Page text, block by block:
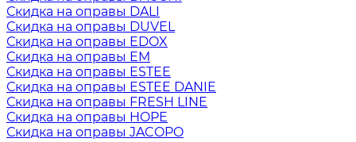
Скидка на оправы DALI
Скидка на оправы DUVEL
Скидка на оправы EDOX
Скидка на оправы EM
Скидка на оправы ESTEE
Скидка на оправы ESTEE DANIE
Скидка на оправы FRESH LINE
Скидка на оправы HOPE
Скидка на оправы JACOPO